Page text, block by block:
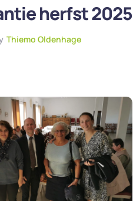
herfst 2025
Thiemo Oldenhage